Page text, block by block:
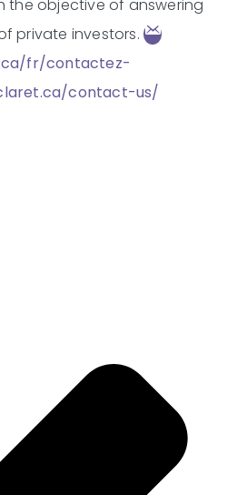
the objective of answering
private investors.
fr/contactez-
contact-us/